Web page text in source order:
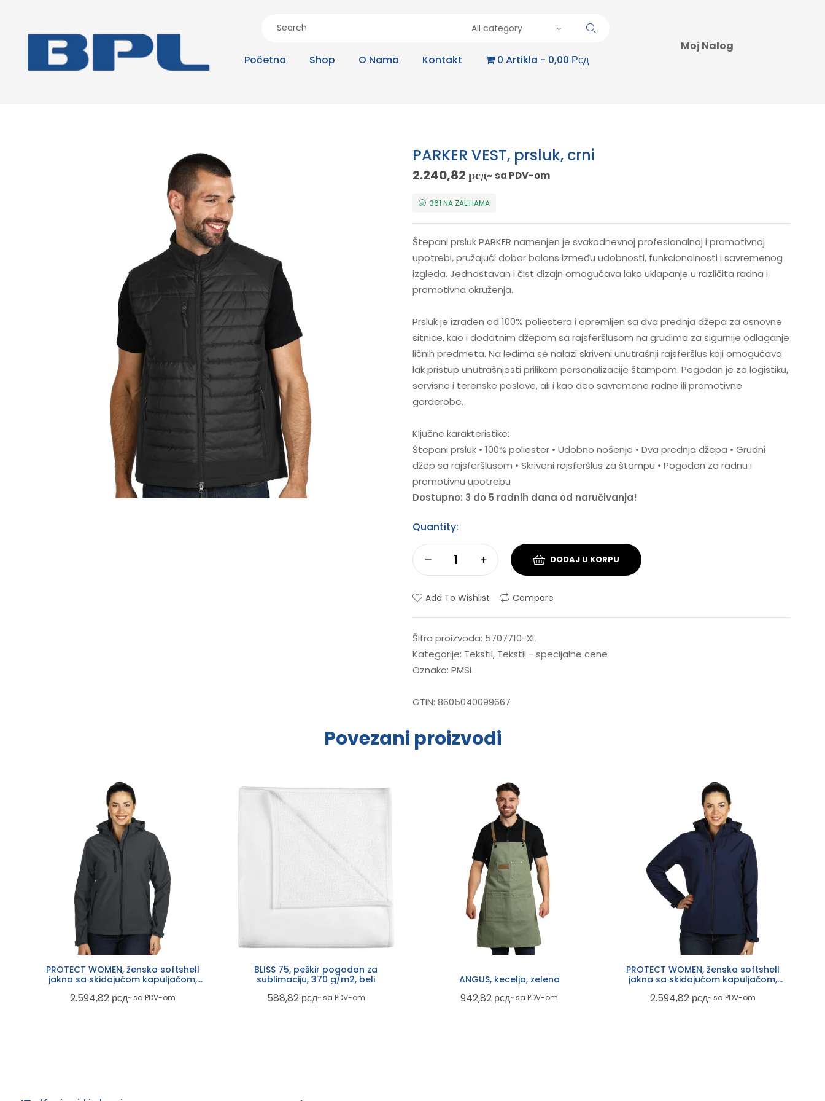
All category
Početna Shop O Nama Kontakt 0 Artikla 0,00 Рсд
Moj Nalog
PARKER VEST, prsluk, crni
2.240,82рсд~ sa PDV-om
361 NA ZALIHAMA
Štepani prsluk PARKER namenjen je svakodnevnoj profesionalnoj i promotivnoj
upotrebi, pružajući dobar balans između udobnosti, funkcionalnosti i savremenog
izgleda. Jednostavan i čist dizajn omogućava lako uklapanje u različita radna i
promotivna okruženja.
Prsluk je izrađen od 100% poliestera i opremljen sa dva prednja džepa za osnovne
sitnice, kao i dodatnim džepom sa rajsferšlusom na grudima za sigurnije odlaganje
ličnih predmeta. Na leđima se nalazi skriveni unutrašnji rajsferšlus koji omogućava
lak pristup unutrašnjosti prilikom personalizacije štampom. Pogodan je za logistiku,
servisne i terenske poslove, ali i kao deo savremene radne ili promotivne
garderobe.
Ključne karakteristike:
Štepani prsluk • 100% poliester • Udobno nošenje • Dva prednja džepa • Grudni
džep sa rajsferšlusom • Skriveni rajsferšlus za štampu • Pogodan za radnu i
promotivnu upotrebu
Dostupno: 3 do 5 radnih dana od naručivanja!
Quantity:
DODAJ U KORPU
Add To Wishlist Compare
Šifra proizvoda: 5707710-XL
Kategorije: Tekstil, Tekstil - specijalne cene
Oznaka: PMSL
GTIN: 8605040099667
Povezani proizvodi
PROTECT WOMEN, ženska softshell
jakna sa skidajućom kapuljačom,
2.594,82 рсд~ sa PDV-om
BLISS 75, peškir pogodan za
sublimaciju, 370 g/m2, beli
588,82 рсд~ sa PDV-om
ANGUS, kecelja, zelena
942,82 рсд~ sa PDV-om
PROTECT WOMEN, ženska softshell
jakna sa skidajućom kapuljačom,
2.594,82 рсд~ sa PDV-om